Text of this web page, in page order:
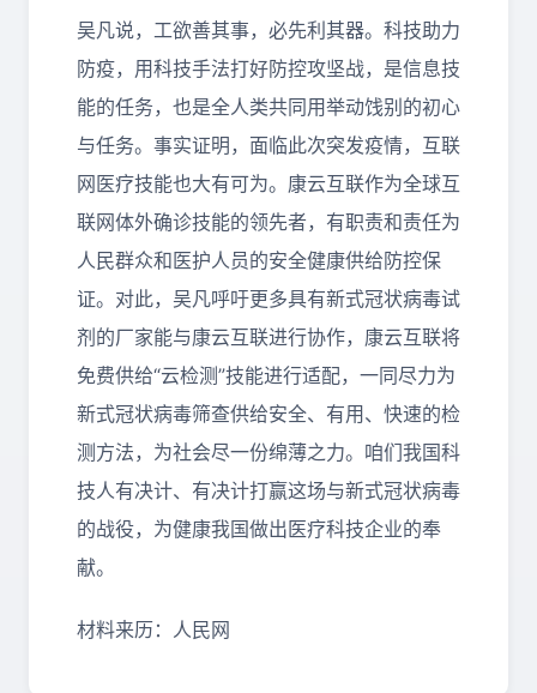
吴凡说，工欲善其事，必先利其器。科技助力
防疫，用科技手法打好防控攻坚战，是信息技
能的任务，也是全人类共同用举动饯别的初心
与任务。事实证明，面临此次突发疫情，互联
网医疗技能也大有可为。康云互联作为全球互
联网体外确诊技能的领先者，有职责和责任为
人民群众和医护人员的安全健康供给防控保
证。对此，吴凡呼吁更多具有新式冠状病毒试
剂的厂家能与康云互联进行协作，康云互联将
免费供给“云检测”技能进行适配，一同尽力为
新式冠状病毒筛查供给安全、有用、快速的检
测方法，为社会尽一份绵薄之力。咱们我国科
技人有决计、有决计打赢这场与新式冠状病毒
的战役，为健康我国做出医疗科技企业的奉
献。
材料来历：人民网